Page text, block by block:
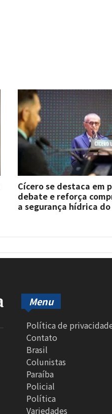
Cícero se destaca em
debate e reforça
a segurança hídrica
Menu
Política de
Contato
Brasil
Colunistas
Paraíba
Policial
Política
Variedades